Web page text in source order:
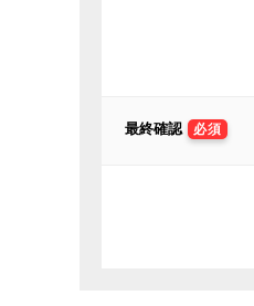
最終確認 必須